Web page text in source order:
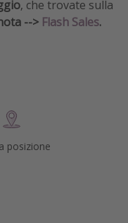
, che trovate sulla
--> Flash Sales.
posizione